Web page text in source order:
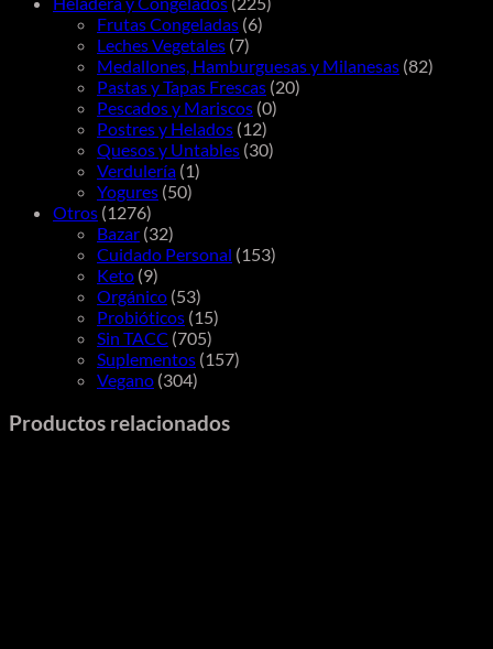
Frutas Congeladas (6)
Leches Vegetales (7)
Medallones, Hamburguesas y Milanesas (82)
Pastas y Tapas Frescas (20)
Pescados y Mariscos (0)
Postres y Helados (12)
Quesos y Untables (30)
Verdulería (1)
Yogures (50)
Otros (1276)
Bazar (32)
Cuidado Personal (153)
Keto (9)
Orgánico (53)
Probióticos (15)
Sin TACC (705)
Suplementos (157)
Vegano (304)
Productos relacionados